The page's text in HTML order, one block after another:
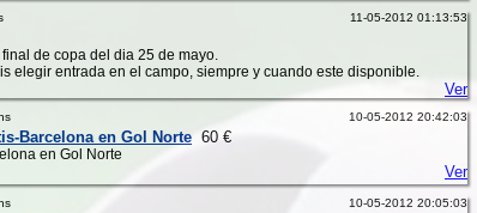
11-05-2012 01:13:53
de copa del dia 25 de mayo.
elegir entrada en el campo, siempre y cuando este disponible.
Ver
10-05-2012 20:42:03
Barcelona en Gol Norte 60 €
en Gol Norte
Ver
10-05-2012 20:05:03